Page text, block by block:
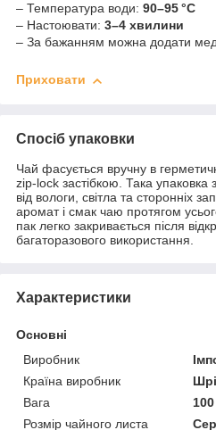
– Температура води: 90–95 °C
– Настоювати: 3–4 хвилини
– За бажанням можна додати
Приховати
Спосіб упаковки
Чай фасується вручну в
zip-lock застібкою. Така упаковка
від вологи, світла та сторонніх
аромат і смак чаю протягом
пак легко закривається після
багаторазового використання.
Характеристики
Основні
Виробник
Країна виробник
Вага
100
Розмір чайного листа